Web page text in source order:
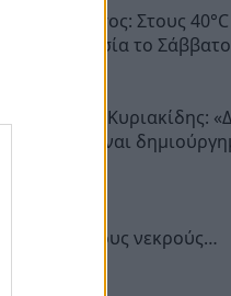
Πελοπόννησος: Στους
η θερμοκρασία το Σάββατο
Βλαδίμηρος Κυριακίδης:
στον Θεό, είναι
Σεβασμό στους νεκρούς…